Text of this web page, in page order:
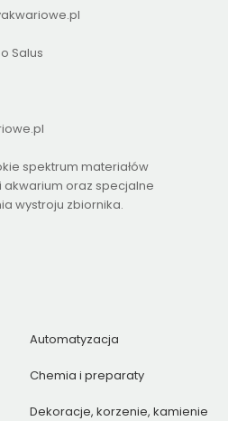
Salus
spektrum materiałów
oraz specjalne
wystroju zbiornika.
Automatyzacja
Chemia i preparaty
Dekoracje, korzenie, kamienie